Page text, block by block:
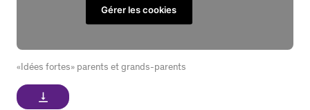
Gérer les cookies
«Idées fortes» parents et grands-parents
vertical_align_bottom